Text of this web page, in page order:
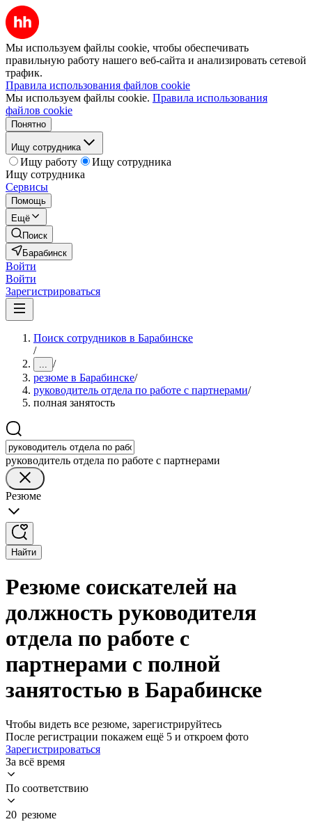
Мы используем файлы cookie, чтобы обеспечивать
правильную работу нашего веб-сайта и анализировать сетевой
трафик.
Правила использования файлов cookie
Мы используем файлы cookie. Правила использования
файлов cookie
Понятно
Ищу сотрудника
Ищу работу
Ищу сотрудника
Ищу сотрудника
Сервисы
Помощь
Ещё
Поиск
Барабинск
Войти
Войти
Зарегистрироваться
Поиск сотрудников в Барабинске
/
... /
резюме в Барабинске/
руководитель отдела по работе с партнерами/
полная занятость
руководитель отдела по работе с партнерами
Резюме
Найти
Резюме соискателей на
должность руководителя
отдела по работе с
партнерами с полной
занятостью в Барабинске
Чтобы видеть все резюме, зарегистрируйтесь
После регистрации покажем ещё 5 и откроем фото
Зарегистрироваться
За всё время
По соответствию
20 резюме